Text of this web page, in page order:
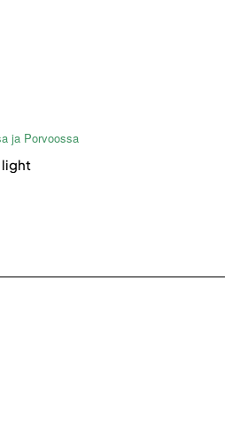
ja Porvoossa
light